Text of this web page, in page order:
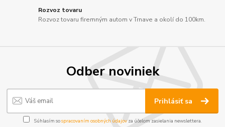
Rozvoz tovaru
Rozvoz tovaru firemným autom v Trnave a okolí do 100km.
Odber noviniek
Prihlásiť sa
Súhlasím sospracovaním osobných údajov za účelom zasielania newslettera.